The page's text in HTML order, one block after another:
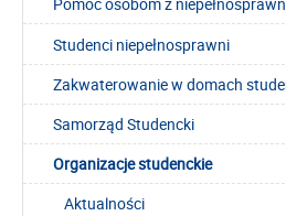
Studenci niepełnosprawni
Zakwaterowanie w domach
Samorząd Studencki
Organizacje studenckie
Aktualności